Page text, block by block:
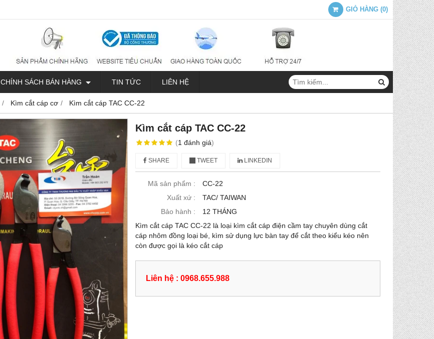
GIỎ HÀNG (0)
CHÍNH SÁCH BÁN HÀNG TIN TỨC LIÊN HỆ
Kìm cắt cáp cơ Kìm cắt cáp TAC CC-22
Kìm cắt cáp TAC CC-22
(1 đánh giá)
SHARE TWEET LINKEDIN
Mã sản phẩm :
CC-22
Xuất xứ :
TAC/ TAIWAN
Bảo hành :
12 THÁNG
Kìm cắt cáp TAC CC-22 là loại kìm cắt cáp điện cầm tay chuyên dùng cắt
cáp nhôm đồng loại bé, kìm sử dụng lực bàn tay để cắt theo kiểu kéo nên
còn được gọi là kéo cắt cáp
Liên hệ : 0968.655.988